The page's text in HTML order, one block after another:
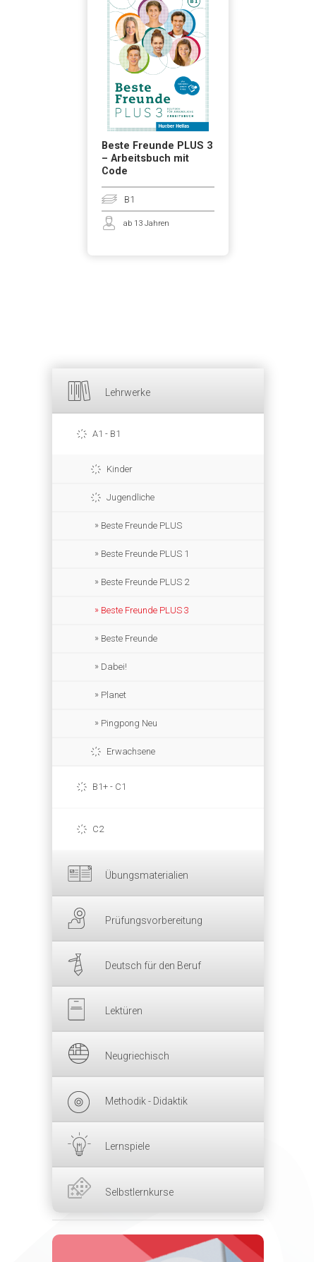
Lehrwerke
A1 - B1
Kinder
Jugendliche
Beste Freunde PLUS
Beste Freunde PLUS 1
Beste Freunde PLUS 2
Beste Freunde PLUS 3
Beste Freunde
Dabei!
Planet
Pingpong Neu
Erwachsene
B1+ - C1
C2
Übungsmaterialien
Prüfungsvorbereitung
Deutsch für den Beruf
Lektüren
Neugriechisch
Methodik - Didaktik
Lernspiele
Selbstlernkurse
Beste Freunde PLUS 3
– Arbeitsbuch mit
Code
B1
ab 13 Jahren